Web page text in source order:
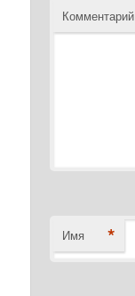
Комментарий
Имя *